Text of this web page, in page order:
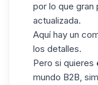
por lo que gran
actualizada.
Aquí hay un
los detalles.
Pero si quieres
mundo B2B,